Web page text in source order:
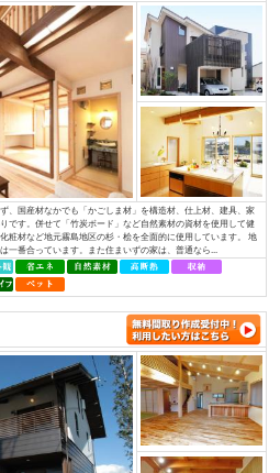
いとは何でしょうか？子供たちに豊かな
考えました。 例えば、耐震性を考えたと
術で加工し、住む方の安全の為にその木材
トホーム四国